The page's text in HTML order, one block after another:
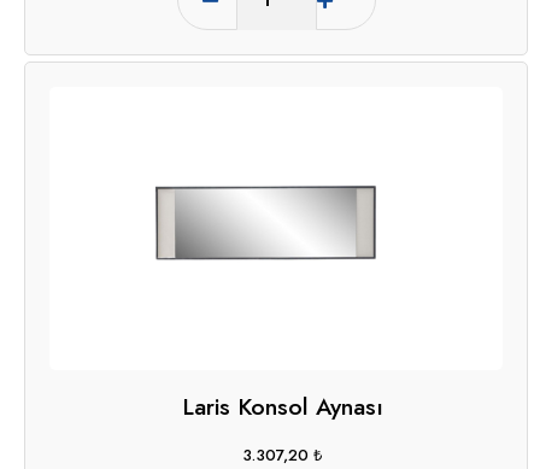
Laris Konsol Aynası
3.307,20 ₺